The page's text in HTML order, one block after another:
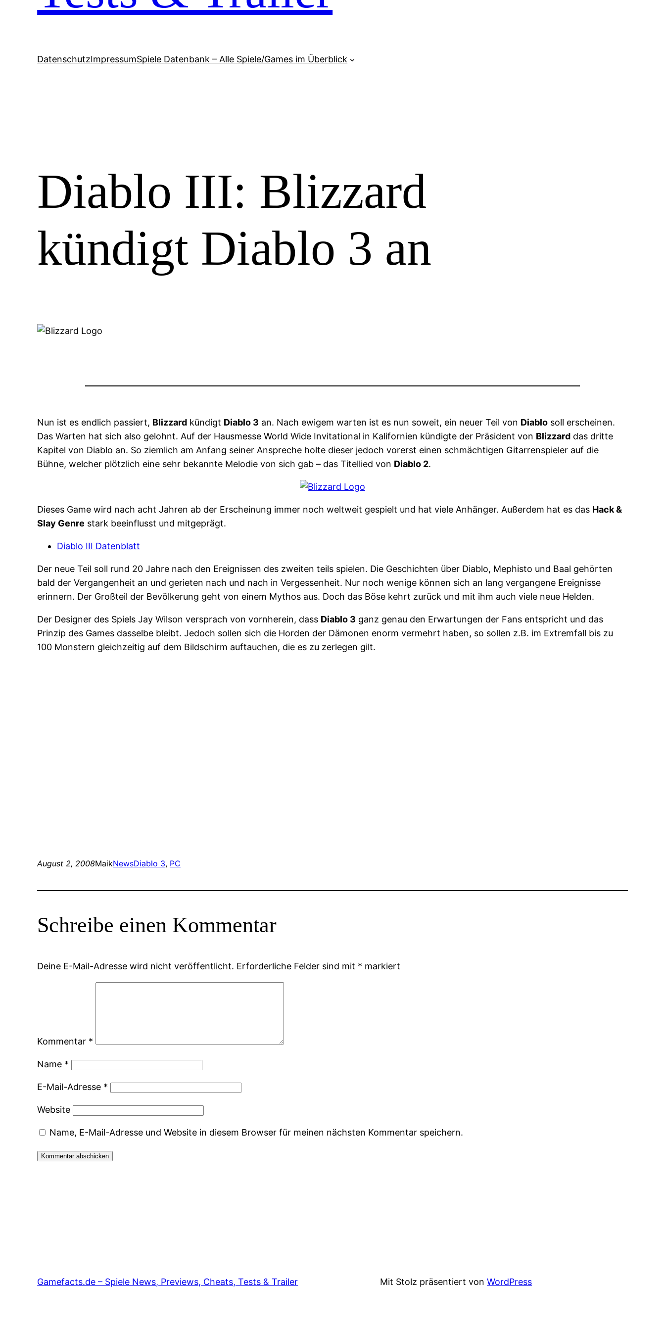
DatenschutzImpressumSpiele Datenbank – Alle Spiele/Games im Überblick
Diablo III: Blizzard
kündigt Diablo 3 an
Nun ist es endlich passiert, Blizzard kündigt Diablo 3 an. Nach ewigem warten ist es nun soweit, ein neuer Teil von Diablo soll erscheinen.
Das Warten hat sich also gelohnt. Auf der Hausmesse World Wide Invitational in Kalifornien kündigte der Präsident von Blizzard das dritte
Kapitel von Diablo an. So ziemlich am Anfang seiner Anspreche holte dieser jedoch vorerst einen schmächtigen Gitarrenspieler auf die
Bühne, welcher plötzlich eine sehr bekannte Melodie von sich gab – das Titellied von Diablo 2.
Dieses Game wird nach acht Jahren ab der Erscheinung immer noch weltweit gespielt und hat viele Anhänger. Außerdem hat es das Hack &
Slay Genre stark beeinflusst und mitgeprägt.
Diablo III Datenblatt
Der neue Teil soll rund 20 Jahre nach den Ereignissen des zweiten teils spielen. Die Geschichten über Diablo, Mephisto und Baal gehörten
bald der Vergangenheit an und gerieten nach und nach in Vergessenheit. Nur noch wenige können sich an lang vergangene Ereignisse
erinnern. Der Großteil der Bevölkerung geht von einem Mythos aus. Doch das Böse kehrt zurück und mit ihm auch viele neue Helden.
Der Designer des Spiels Jay Wilson versprach von vornherein, dass Diablo 3 ganz genau den Erwartungen der Fans entspricht und das
Prinzip des Games dasselbe bleibt. Jedoch sollen sich die Horden der Dämonen enorm vermehrt haben, so sollen z.B. im Extremfall bis zu
100 Monstern gleichzeitig auf dem Bildschirm auftauchen, die es zu zerlegen gilt.
August 2, 2008MaikNewsDiablo 3, PC
Schreibe einen Kommentar
Deine E-Mail-Adresse wird nicht veröffentlicht. Erforderliche Felder sind mit * markiert
Kommentar *
Name *
E-Mail-Adresse *
Website
Name, E-Mail-Adresse und Website in diesem Browser für meinen nächsten Kommentar speichern.
Gamefacts.de – Spiele News, Previews, Cheats, Tests & Trailer Mit Stolz präsentiert vonWordPress